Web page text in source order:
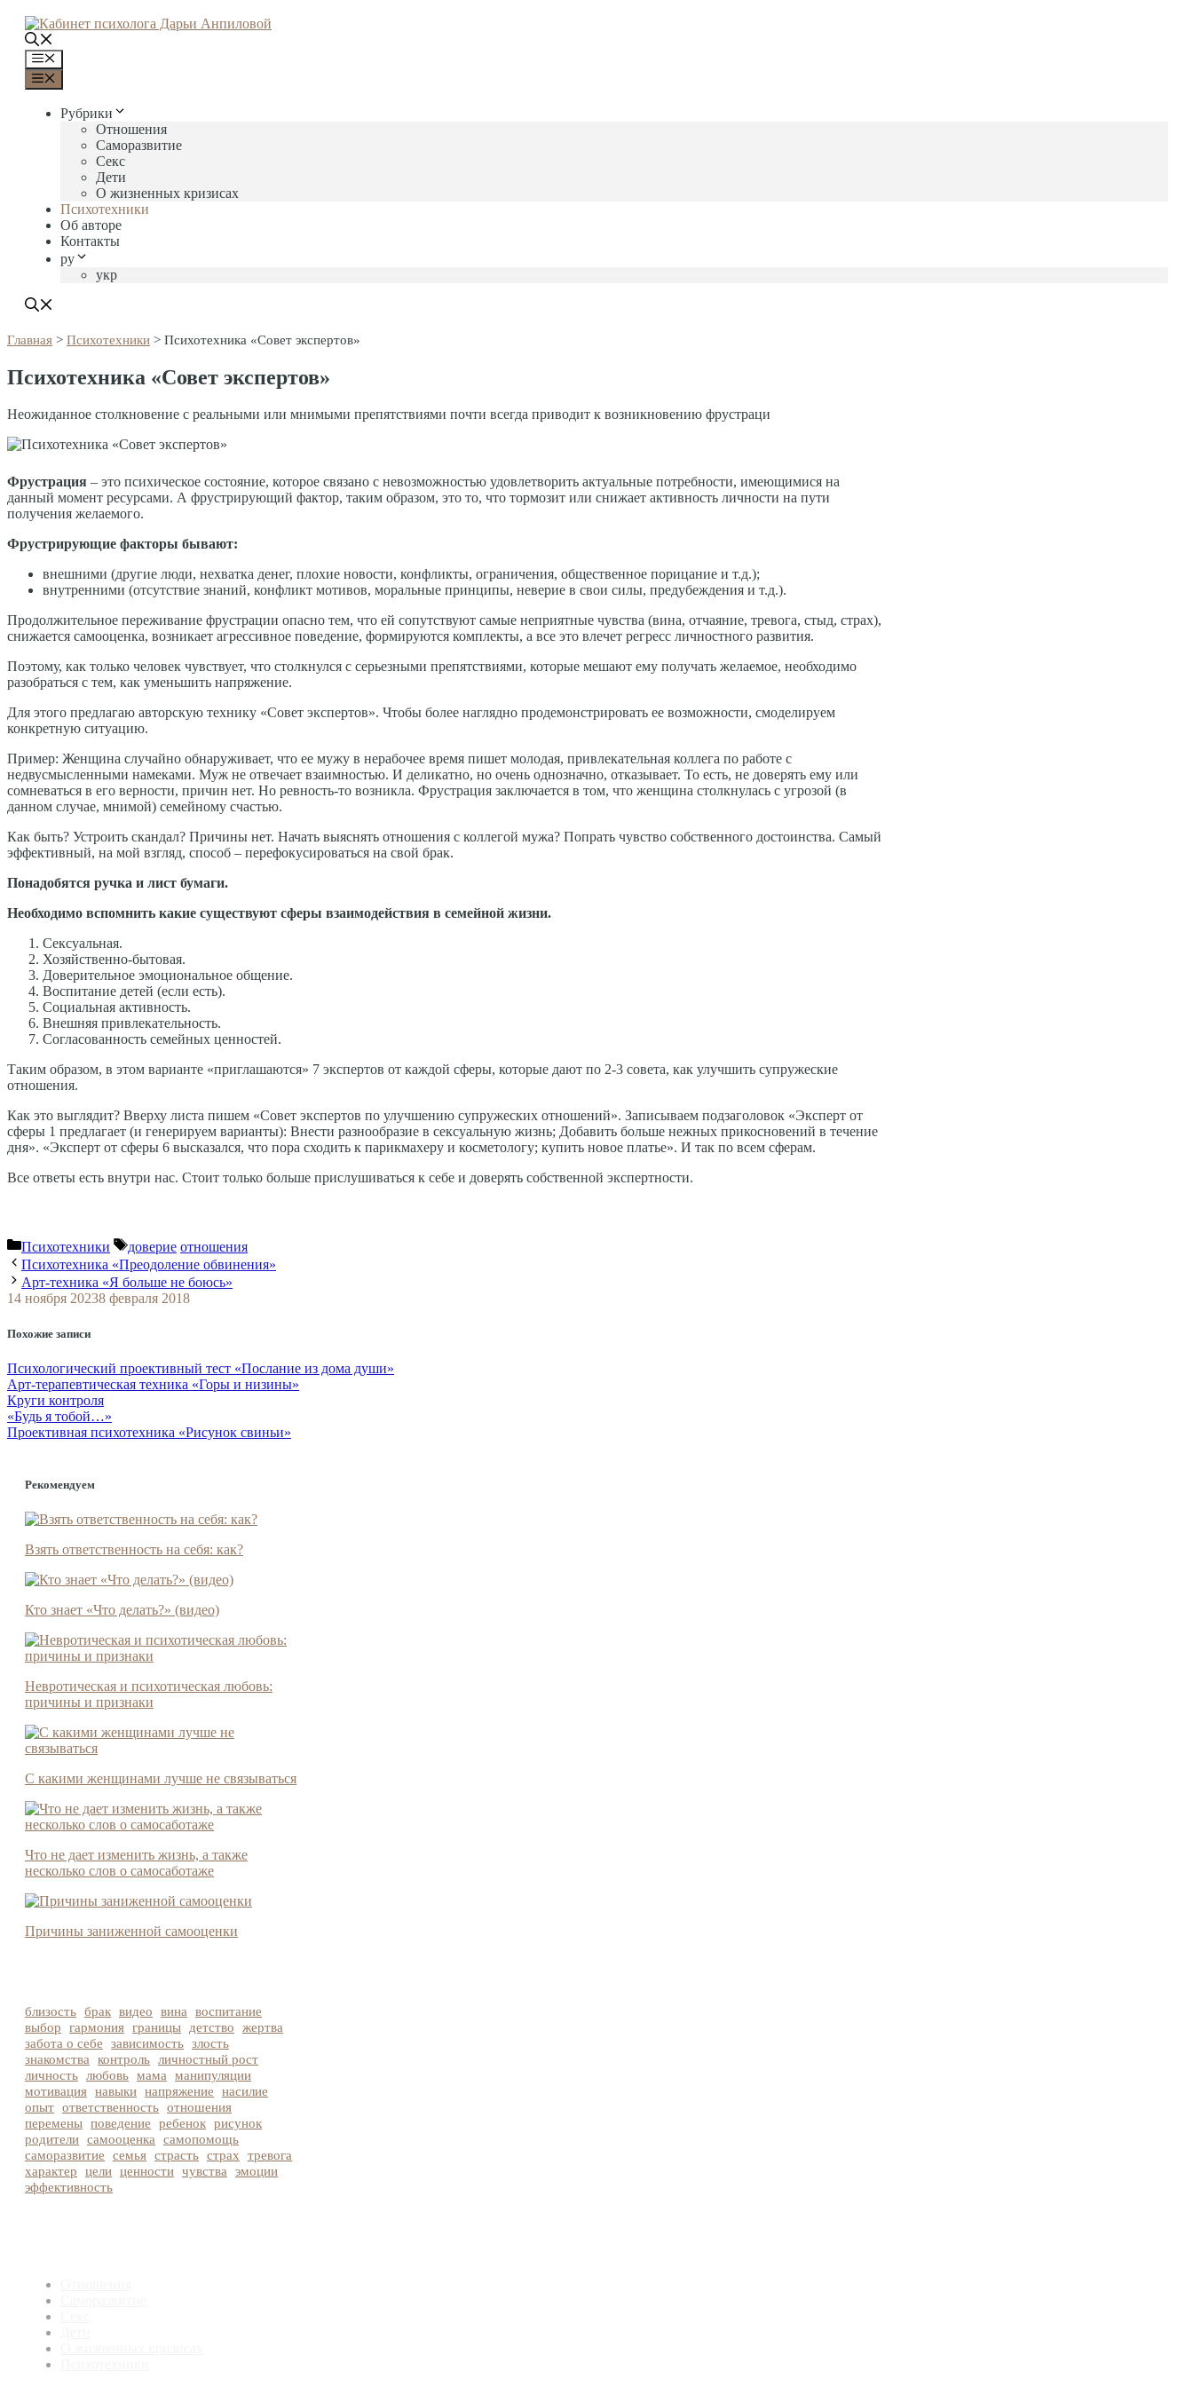
Перейти
содержимому
Меню
Меню
Рубрики
Отношения
Саморазвитие
Секс
Дети
О жизненных кризисах
Психотехники
Об авторе
Контакты
ру
укр
Главная > Психотехники > Психотехника «Совет экспертов»
Психотехника «Совет экспертов»
Неожиданное столкновение с реальными или мнимыми препятствиями почти всегда приводит к возникновению фрустраци
Фрустрация – это психическое состояние, которое связано с невозможностью удовлетворить актуальные потребности, имеющимися на
данный момент ресурсами. А фрустрирующий фактор, таким образом, это то, что тормозит или снижает активность личности на пути
получения желаемого.
Фрустрирующие факторы бывают:
внешними (другие люди, нехватка денег, плохие новости, конфликты, ограничения, общественное порицание и т.д.);
внутренними (отсутствие знаний, конфликт мотивов, моральные принципы, неверие в свои силы, предубеждения и т.д.).
Продолжительное переживание фрустрации опасно тем, что ей сопутствуют самые неприятные чувства (вина, отчаяние, тревога, стыд, страх),
снижается самооценка, возникает агрессивное поведение, формируются комплекты, а все это влечет регресс личностного развития.
Поэтому, как только человек чувствует, что столкнулся с серьезными препятствиями, которые мешают ему получать желаемое, необходимо
разобраться с тем, как уменьшить напряжение.
Для этого предлагаю авторскую технику «Совет экспертов». Чтобы более наглядно продемонстрировать ее возможности, смоделируем
конкретную ситуацию.
Пример: Женщина случайно обнаруживает, что ее мужу в нерабочее время пишет молодая, привлекательная коллега по работе с
недвусмысленными намеками. Муж не отвечает взаимностью. И деликатно, но очень однозначно, отказывает. То есть, не доверять ему или
сомневаться в его верности, причин нет. Но ревность-то возникла. Фрустрация заключается в том, что женщина столкнулась с угрозой (в
данном случае, мнимой) семейному счастью.
Как быть? Устроить скандал? Причины нет. Начать выяснять отношения с коллегой мужа? Попрать чувство собственного достоинства. Самый
эффективный, на мой взгляд, способ – перефокусироваться на свой брак.
Понадобятся ручка и лист бумаги.
Необходимо вспомнить какие существуют сферы взаимодействия в семейной жизни.
Сексуальная.
Хозяйственно-бытовая.
Доверительное эмоциональное общение.
Воспитание детей (если есть).
Социальная активность.
Внешняя привлекательность.
Согласованность семейных ценностей.
Таким образом, в этом варианте «приглашаются» 7 экспертов от каждой сферы, которые дают по 2-3 совета, как улучшить супружеские
отношения.
Как это выглядит? Вверху листа пишем «Совет экспертов по улучшению супружеских отношений». Записываем подзаголовок «Эксперт от
сферы 1 предлагает (и генерируем варианты): Внести разнообразие в сексуальную жизнь; Добавить больше нежных прикосновений в течение
дня». «Эксперт от сферы 6 высказался, что пора сходить к парикмахеру и косметологу; купить новое платье». И так по всем сферам.
Все ответы есть внутри нас. Стоит только больше прислушиваться к себе и доверять собственной экспертности.
Рубрики
Психотехники Метки
доверие отношения
Психотехника «Преодоление обвинения»
Арт-техника «Я больше не боюсь»
14 ноября 20238 февраля 2018
Похожие записи
Психологический проективный тест «Послание из дома души»
Арт-терапевтическая техника «Горы и низины»
Круги контроля
«Будь я тобой…»
Проективная психотехника «Рисунок свиньи»
Рекомендуем
Взять ответственность на себя: как?
Кто знает «Что делать?» (видео)
Невротическая и психотическая любовь:
причины и признаки
С какими женщинами лучше не связываться
Что не дает изменить жизнь, а также
несколько слов о самосаботаже
Причины заниженной самооценки
близость брак видео вина
воспитание
выбор
гармония границы детство
жертва
забота о себе
зависимость злость
знакомства
контроль личностный рост
личность любовь мама
манипуляции
мотивация навыки напряжение
насилие
опыт ответственность отношения
перемены поведение ребенок рисунок
родители самооценка
самопомощь
саморазвитие
семья страсть страх
тревога
характер
цели ценности чувства
эмоции
эффективность